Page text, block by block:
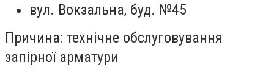
вул. Вокзальна, буд. №45
Причина: технічне обслуговування
запірної арматури